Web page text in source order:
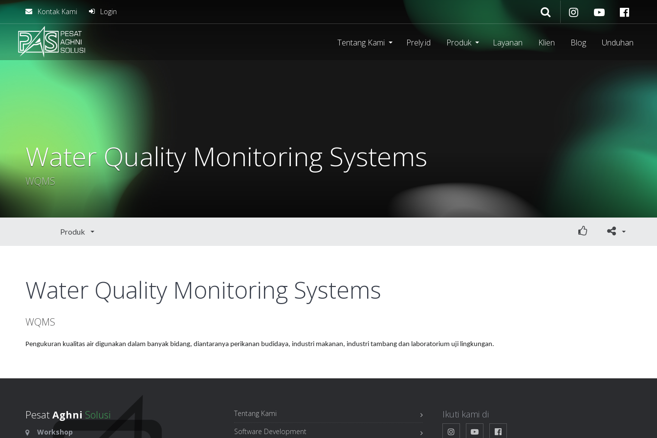
Kontak Kami Login
solusiteknis
Tentang Kami Prely.id Produk Layanan Klien Blog Unduhan
Water Quality Monitoring Systems
WQMS
Produk
Water Quality Monitoring Systems
WQMS
Pengukuran kualitas air digunakan dalam banyak bidang, diantaranya perikanan budidaya, industri makanan, industri tambang dan laboratorium uji lingkungan.
PesatAghni Solusi
Workshop
Tentang Kami
Software Development
Ikuti kami di